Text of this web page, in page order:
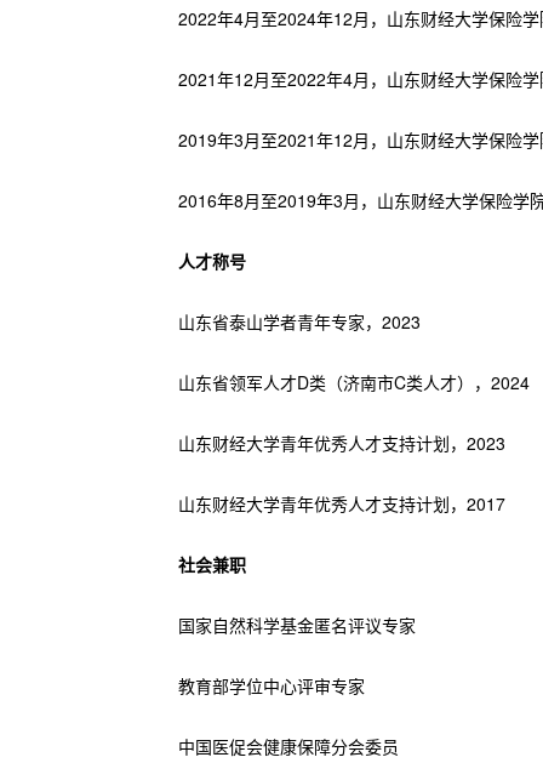
2022年4月至2024年12月，山东财经大学保险
2021年12月至2022年4月，山东财经大学保险
2019年3月至2021年12月，山东财经大学保险
2016年8月至2019年3月，山东财经大学保险学
人才称号
山东省泰山学者青年专家，2023
山东省领军人才D类（济南市C类人才），2024
山东财经大学青年优秀人才支持计划，2023
山东财经大学青年优秀人才支持计划，2017
社会兼职
国家自然科学基金匿名评议专家
教育部学位中心评审专家
中国医促会健康保障分会委员